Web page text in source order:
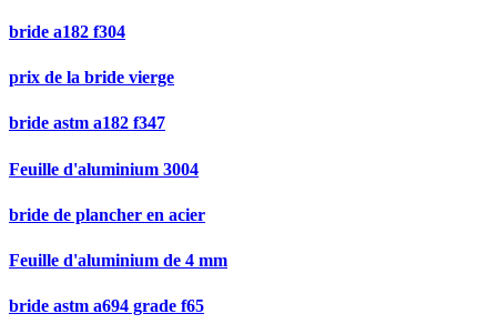
bride a182 f304
prix de la bride vierge
bride astm a182 f347
Feuille d'aluminium 3004
bride de plancher en acier
Feuille d'aluminium de 4 mm
bride astm a694 grade f65